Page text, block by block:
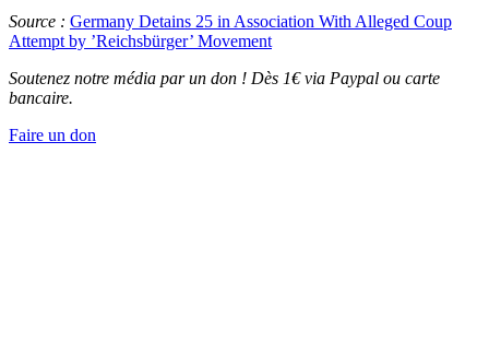
Source : Germany Detains 25 in Association With Alleged Coup
Attempt by ’Reichsbürger’ Movement
Soutenez notre média par un don ! Dès 1€ via Paypal ou carte
bancaire.
Faire un don